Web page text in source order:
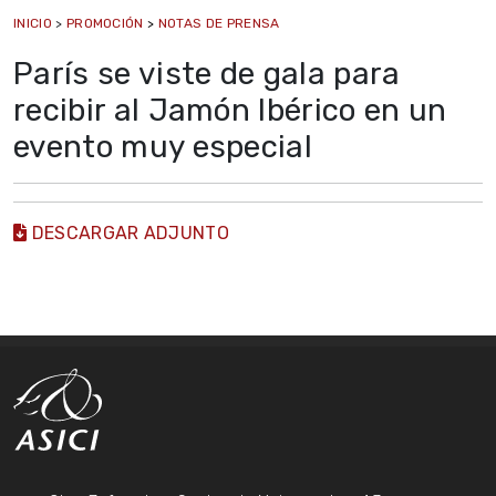
INICIO > PROMOCIÓN > NOTAS DE PRENSA
París se viste de gala para
recibir al Jamón Ibérico en un
evento muy especial
DESCARGAR ADJUNTO